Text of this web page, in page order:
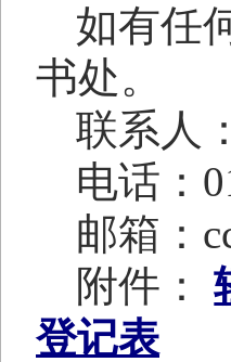
如有任
书处。
联系人
电话：
邮箱：
附件：
登记表